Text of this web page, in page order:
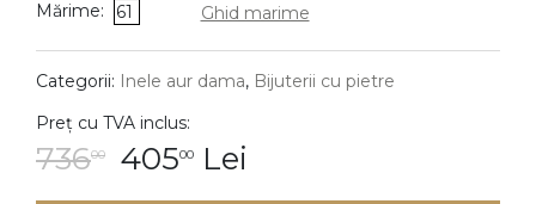
DIAMANTE Vezi toate
Cercei
Mărime: 61 Ghid marime
Categorii: Inele aur dama, Bijuterii cu pietre
Preț cu TVA inclus:
73600 40500 Lei